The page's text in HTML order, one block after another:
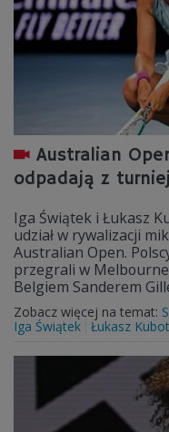
Australian
odpadają z
Iga Świątek i Łukasz
udział w rywalizacji
Australian Open.
przegrali w
Belgiem Sanderem
Zobacz więcej na temat:
Iga Świątek Łukasz Kubot